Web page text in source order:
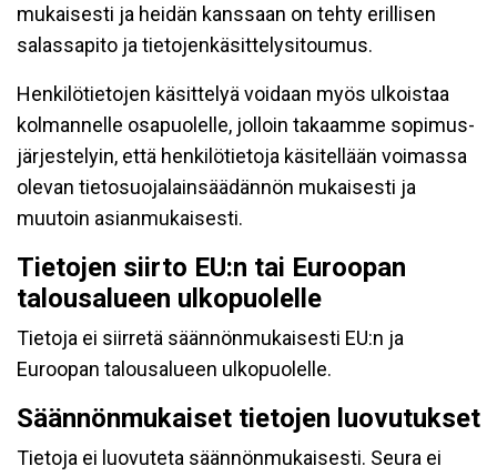
mukaisesti ja heidän kanssaan on tehty erillisen
salassapito ja tietojenkäsittelysitoumus.
Henkilötietojen käsittelyä voidaan myös ulkoistaa
kolmannelle osapuolelle, jolloin takaamme sopimus-
järjestelyin, että henkilötietoja käsitellään voimassa
olevan tietosuojalainsäädännön mukaisesti ja
muutoin asianmukaisesti.
Tietojen siirto EU:n tai Euroopan
talousalueen ulkopuolelle
Tietoja ei siirretä säännönmukaisesti EU:n ja
Euroopan talousalueen ulkopuolelle.
Säännönmukaiset tietojen luovutukset
Tietoja ei luovuteta säännönmukaisesti. Seura ei